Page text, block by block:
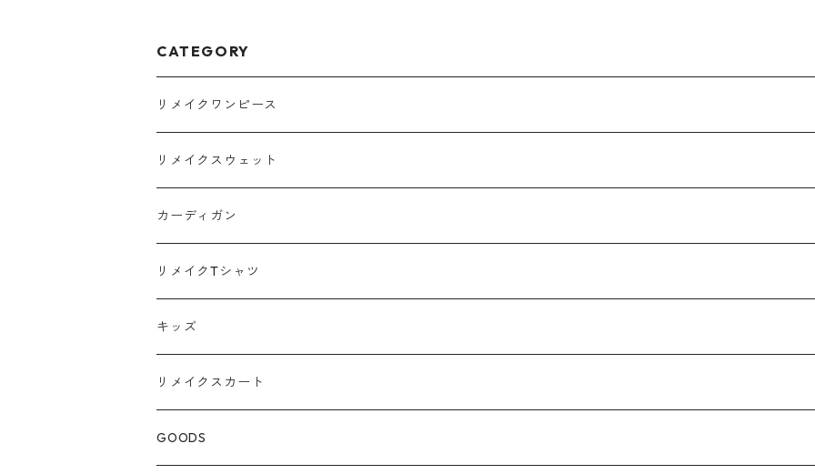
CATEGORY
リメイクワンピース
Tシャツ
スウェット
ポロシャツ
リメイクスウェット
カーディガン
リメイクTシャツ
キッズ
リメイクスカート
GOODS